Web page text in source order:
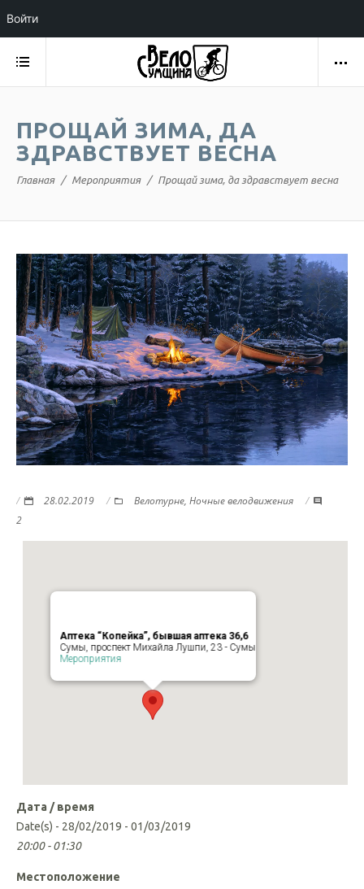
ПРОЩАЙ ЗИМА, ДА
ЗДРАВСТВУЕТ ВЕСНА
Главная Мероприятия Прощай зима, да здравствует весна
28.02.2019 Велотурне, Ночные велодвижения
2
Аптека “Копейка”, бывшая аптека 36,6
Сумы, проспект Михайла Лушпи, 23 - Сумы
Мероприятия
Дата / время
Date(s) - 28/02/2019 - 01/03/2019
20:00 - 01:30
Местоположение
Войти